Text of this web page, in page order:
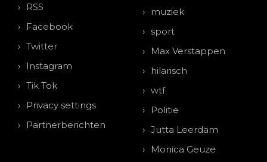
RSS
Facebook
Twitter
Instagram
Tik Tok
Privacy settings
Partnerberichten
muziek
sport
Max Verstappen
hilarisch
wtf
Politie
Jutta Leerdam
Monica Geuze